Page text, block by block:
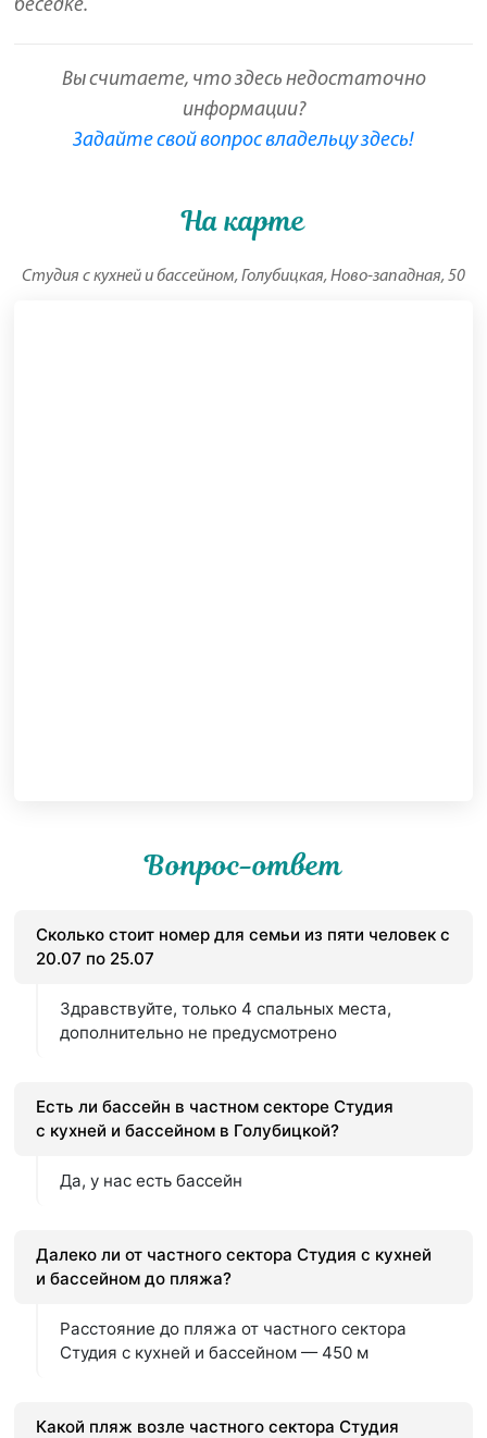
беседке.
Вы считаете, что здесь недостаточно
информации?
Задайте свой вопрос владельцу здесь!
На карте
Студия с кухней и бассейном, Голубицкая, Ново-западная, 50
Вопрос-ответ
Сколько стоит номер для семьи из пяти человек с
20.07 по 25.07
Здравствуйте, только 4 спальных места,
дополнительно не предусмотрено
Есть ли бассейн в частном секторе Студия
с кухней и бассейном в Голубицкой?
Да, у нас есть бассейн
Далеко ли от частного сектора Студия с кухней
и бассейном до пляжа?
Расстояние до пляжа от частного сектора
Студия с кухней и бассейном — 450 м
Какой пляж возле частного сектора Студия